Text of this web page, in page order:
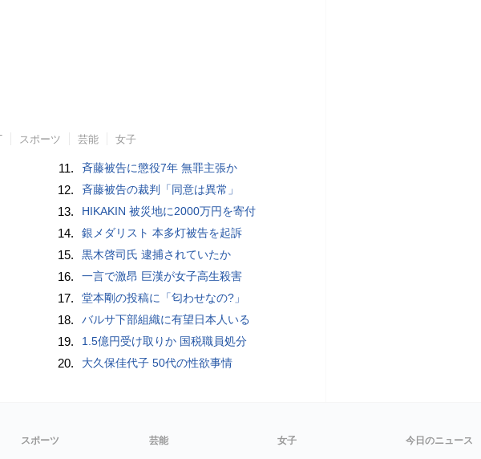
スポーツ 芸能 女子
11. 斉藤被告に懲役7年 無罪主張か
12. 斉藤被告の裁判「同意は異常」
13. HIKAKIN 被災地に2000万円を寄付
14. 銀メダリスト 本多灯被告を起訴
15. 黒木啓司氏 逮捕されていたか
16. 一言で激昂 巨漢が女子高生殺害
17. 堂本剛の投稿に「匂わせなの?」
18. バルサ下部組織に有望日本人いる
19. 1.5億円受け取りか 国税職員処分
20. 大久保佳代子 50代の性欲事情
スポーツ 芸能 女子 今日のニュース